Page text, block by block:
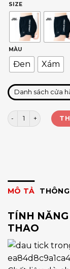
SIZE
MÀU
Đen Xám
Danh sách cửa
Quần đùi nữ Yolo
MÔ TẢ
TÍNH
THAO